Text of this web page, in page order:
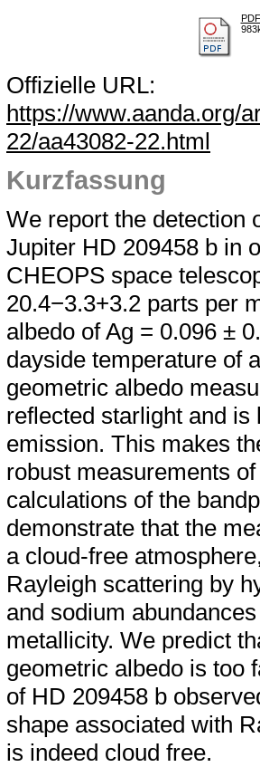
PDF
Offizielle URL:
https://www.aanda.org/
22/aa43082-22.html
Kurzfassung
We report the detection
Jupiter HD 209458 b in
CHEOPS space
20.4−3.3+3.2 parts per
albedo of Ag = 0.096 ±
dayside temperature of
geometric albedo
reflected starlight and
emission. This makes
robust measurements
calculations of the
demonstrate that the
a cloud-free
Rayleigh scattering by
and sodium
metallicity. We predict
geometric albedo is too
of HD 209458 b
shape associated with
is indeed cloud free.